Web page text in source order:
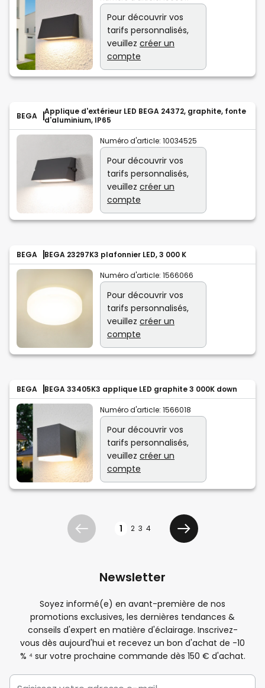
Pour découvrir vos
tarifs personnalisés,
veuillez créer un
compte
BEGA
Applique d'extérieur LED BEGA 24372, graphite, fonte
d'aluminium, IP65
Numéro d'article: 10034525
Pour découvrir vos
tarifs personnalisés,
veuillez créer un
compte
BEGA BEGA 23297K3 plafonnier LED, 3 000 K
Numéro d'article: 1566066
Pour découvrir vos
tarifs personnalisés,
veuillez créer un
compte
BEGA BEGA 33405K3 applique LED graphite 3 000K down
Numéro d'article: 1566018
Pour découvrir vos
tarifs personnalisés,
veuillez créer un
compte
Précédent 1 2 3 4
Suivant
Newsletter
Soyez informé(e) en avant-première de nos
promotions exclusives, les dernières tendances &
conseils d'expert en matière d'éclairage. Inscrivez-
vous dès aujourd'hui et recevez un bon d'achat de -10
% ⁴ sur votre prochaine commande dès 150 € d'achat.